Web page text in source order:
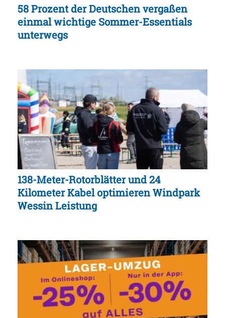
58 Prozent der Deutschen vergaßen
einmal wichtige Sommer-Essentials
unterwegs
138-Meter-Rotorblätter und 24
Kilometer Kabel optimieren Windpark
Wessin Leistung